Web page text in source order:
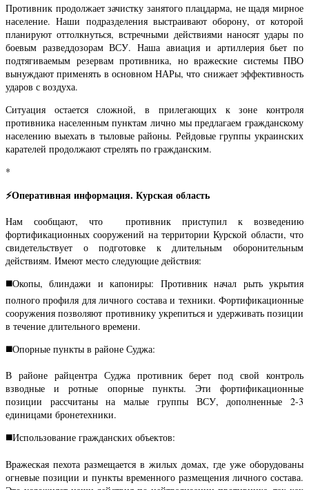
Противник продолжает зачистку занятого плацдарма, не щадя мирное
население. Наши подразделения выстраивают оборону, от которой
планируют оттолкнуться, встречными действиями наносят удары по
боевым разведдозорам ВСУ. Наша авиация и артиллерия бьет по
подтягиваемым резервам противника, но вражеские системы ПВО
вынуждают применять в основном НАРы, что снижает эффективность
ударов с воздуха.
Ситуация остается сложной, в прилегающих к зоне контроля
противника населенным пунктам лично мы предлагаем гражданскому
населению выехать в тыловые районы. Рейдовые группы украинских
карателей продолжают стрелять по гражданским.
*
⚡️Оперативная информация. Курская область
Нам сообщают, что противник приступил к возведению
фортификационных сооружений на территории Курской области, что
свидетельствует о подготовке к длительным оборонительным
действиям. Имеют место следующие действия:
◼️Окопы, блиндажи и капониры: Противник начал рыть укрытия
полного профиля для личного состава и техники. Фортификационные
сооружения позволяют противнику укрепиться и удерживать позиции
в течение длительного времени.
◼️Опорные пункты в районе Суджа:
В районе райцентра Суджа противник берет под свой контроль
взводные и ротные опорные пункты. Эти фортификационные
позиции рассчитаны на малые группы ВСУ, дополненные 2-3
единицами бронетехники.
◼️Использование гражданских объектов:
Вражеская пехота размещается в жилых домах, где уже оборудованы
огневые позиции и пункты временного размещения личного состава.